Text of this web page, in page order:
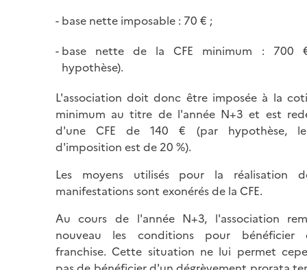
base nette imposable : 70 € ;
base nette de la CFE minimum : 700
hypothèse).
L'association doit donc être imposée à la
minimum au titre de l'année N+3 et est
d'une CFE de 140 € (par hypothèse,
d'imposition est de 20 %).
Les moyens utilisés pour la réalisation
manifestations sont exonérés de la CFE.
Au cours de l'année N+3, l'association
nouveau les conditions pour
franchise. Cette situation ne lui permet